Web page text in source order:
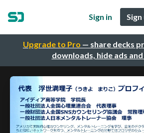
Upgrade to Pro — share decks
downloads, hide ads
Sign in